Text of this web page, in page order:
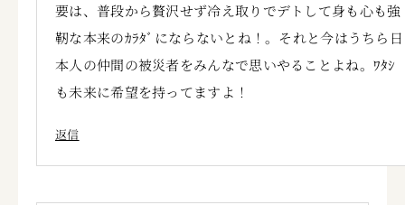
要は、普段から贅沢せず冷え取りでデトして身も心も強
靭な本来のｶﾗﾀﾞにならないとね！。それと今はうちら日
本人の仲間の被災者をみんなで思いやることよね。ﾜﾀｼ
も未来に希望を持ってますよ！
返信